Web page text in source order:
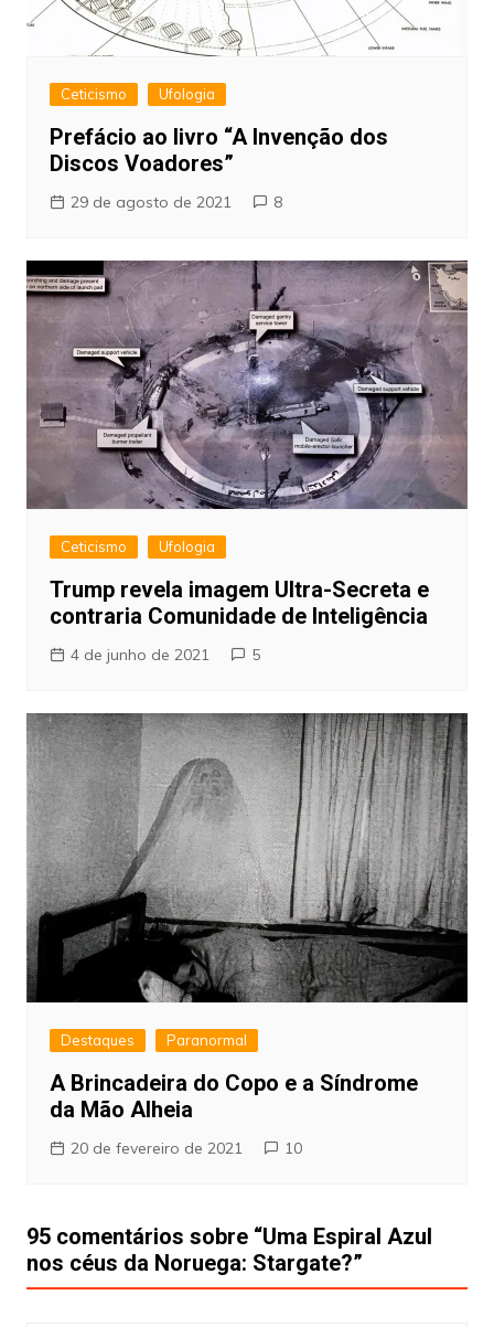
Ceticismo Ufologia
Prefácio ao livro “A Invenção dos
Discos Voadores”
29 de agosto de 2021 8
Ceticismo Ufologia
Trump revela imagem Ultra-Secreta e
contraria Comunidade de Inteligência
4 de junho de 2021 5
Destaques Paranormal
A Brincadeira do Copo e a Síndrome
da Mão Alheia
20 de fevereiro de 2021 10
95 comentários sobre “Uma Espiral Azul
nos céus da Noruega: Stargate?”